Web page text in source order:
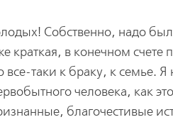
Собственно, надо
краткая, в конечном
таки к браку, к семье. Я
человека, как
благочестивые